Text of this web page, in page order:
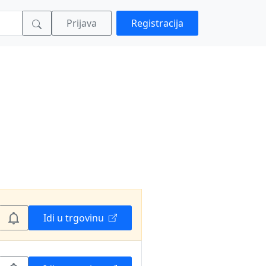
Prijava Registracija
Idi u trgovinu